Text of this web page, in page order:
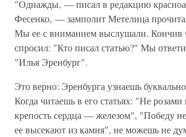
"Однажды, — писал в редакцию
Фесенко, — замполит Метелица
Мы ее с вниманием выслушали. Кончив
спросил: "Кто писал статью?" Мы
"Илья Эренбург".
Это верно: Эренбурга узнаешь
Когда читаешь в его статьях: "Не
крепость сердца — железом", "Победу
ее высекают из камня", не можешь не